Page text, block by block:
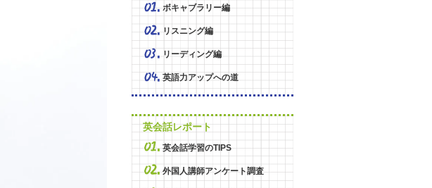
ボキャブラリー編
リスニング編
リーディング編
英語力アップへの道
英会話レポート
英会話学習のTIPS
外国人講師アンケート調査